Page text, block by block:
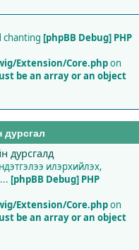
chanting [phpBB Debug] PHP
Extension/Core.phpon
be an array or an object
дурсгал
дурсгалд
илэрхийлэх,
[phpBB Debug] PHP
Extension/Core.phpon
be an array or an object